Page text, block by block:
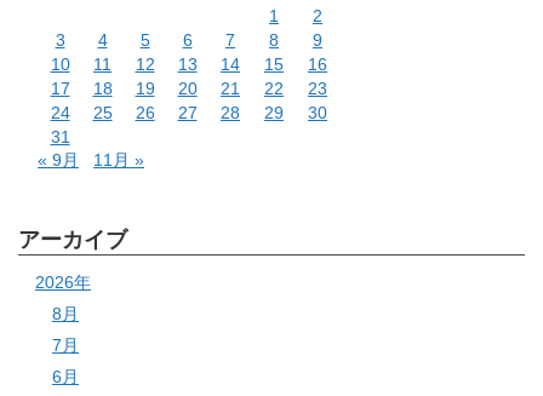
1
2
3
4 5 6 7 8
9
10
11 12 13 14 15
16
17
18 19 20 21 22
23
24
25 26 27 28 29
30
31
« 9月
11月 »
アーカイブ
2026年
8月
7月
6月